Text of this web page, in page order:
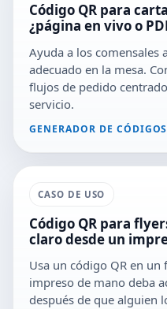
Código QR para
¿página en vivo o
Ayuda a los comensales
adecuado en la mesa.
flujos de pedido
servicio.
GENERADOR DE
CASO DE USO
Código QR para
claro desde un
Usa un código QR en
impreso de mano deba
después de que alguien